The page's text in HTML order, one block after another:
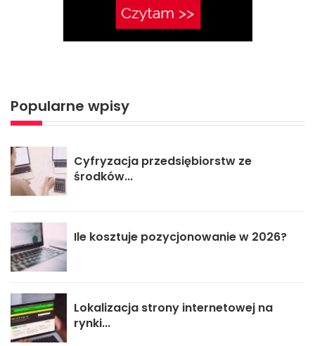
Popularne wpisy
Cyfryzacja przedsiębiorstw ze
środków...
Ile kosztuje pozycjonowanie w 2026?
Lokalizacja strony internetowej na
rynki...